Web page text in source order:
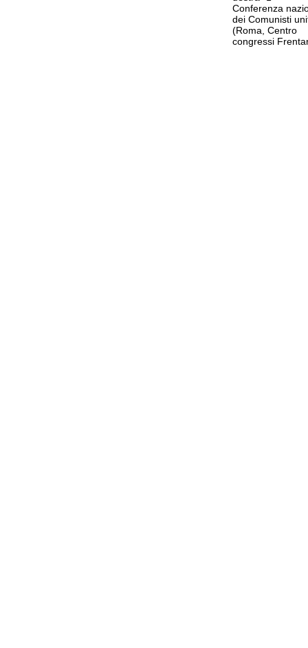
Conferenza
dei Comunisti
(Roma, Centro
congressi